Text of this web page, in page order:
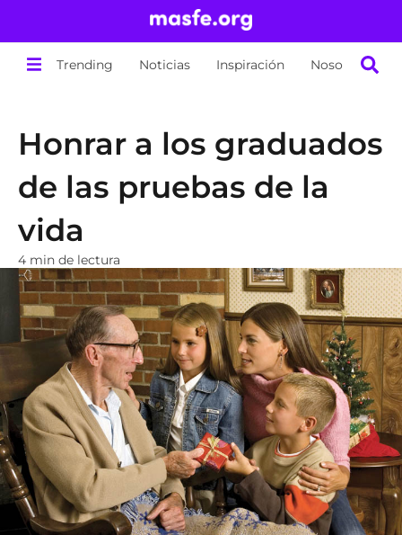
Trending Noticias Inspiración Nosotros
Honrar a los graduados
de las pruebas de la
vida
4 min de lectura